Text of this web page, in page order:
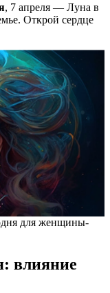
, 7 апреля — Луна в
Открой сердце
для женщины-
влияние